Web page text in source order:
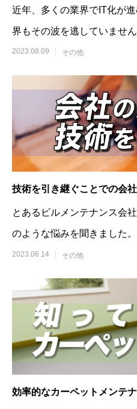
オーボット
近年、多くの業界でIT化が
界もその波を逃していませ
理、社内で扱うマシンの管理
2023.08.09 その他
技術を引き継ぐことでの会
とあるビルメンテナンス会
のような悩みを聞きました
っていて、仕事に自信を持っ
2023.06.14 その他
効率的なカーペットメンテ